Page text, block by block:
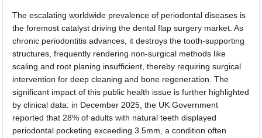
The escalating worldwide prevalence of periodontal diseases is
the foremost catalyst driving the dental flap surgery market. As
chronic periodontitis advances, it destroys the tooth-supporting
structures, frequently rendering non-surgical methods like
scaling and root planing insufficient, thereby requiring surgical
intervention for deep cleaning and bone regeneration. The
significant impact of this public health issue is further highlighted
by clinical data: in December 2025, the UK Government
reported that 28% of adults with natural teeth displayed
periodontal pocketing exceeding 3.5mm, a condition often